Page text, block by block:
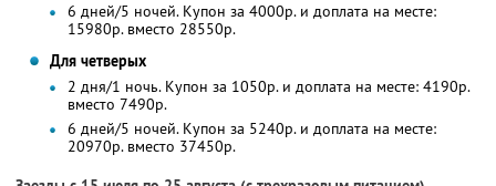
6 дней/5 ночей. Купон за 4000р. и доплата на месте:
15980р. вместо 28550р.
Для четверых
2 дня/1 ночь. Купон за 1050р. и доплата на месте: 4190р.
вместо 7490р.
6 дней/5 ночей. Купон за 5240р. и доплата на месте:
20970р. вместо 37450р.